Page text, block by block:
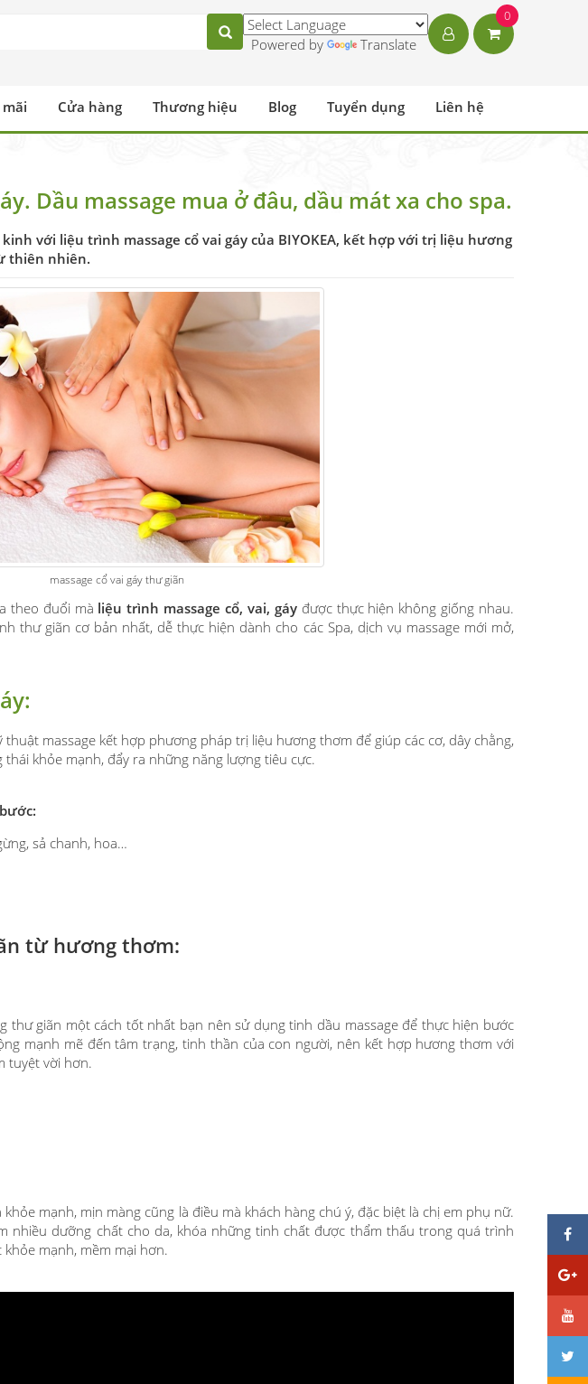
Powered by Translate
0
Cửa hàng Thương hiệu Blog Tuyển dụng Liên hệ
Dầu massage mua ở đâu, dầu mát xa cho spa.
với liệu trình massage cổ vai gáy của BIYOKEA, kết hợp với trị liệu hương
thiên nhiên.
massage cổ vai gáy thư giãn
theo đuổi mà liệu trình massage cổ, vai, gáyđược thực hiện không giống nhau.
thư giãn cơ bản nhất, dễ thực hiện dành cho các Spa, dịch vụ massage mới mở,
thuật massage kết hợp phương pháp trị liệu hương thơm để giúp các cơ, dây chằng,
khỏe mạnh, đẩy ra những năng lượng tiêu cực.
sả chanh, hoa…
từ hương thơm:
thư giãn một cách tốt nhất bạn nên sử dụng tinh dầu massage để thực hiện bước
mạnh mẽ đến tâm trạng, tinh thần của con người, nên kết hợp hương thơm với
tuyệt vời hơn.
mạnh, mịn màng cũng là điều mà khách hàng chú ý, đặc biệt là chị em phụ nữ.
nhiều dưỡng chất cho da, khóa những tinh chất được thẩm thấu trong quá trình
mạnh, mềm mại hơn.